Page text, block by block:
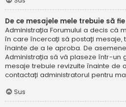
De ce mesajele mele trebuie să
Administrația Forumului a decis că
în care încercați să postați mesaje,
înainte de a le aproba. De
Administrația să vă plaseze într-un
mesaje trebuie revizuite înainte de
contactați administratorul pentru
Sus